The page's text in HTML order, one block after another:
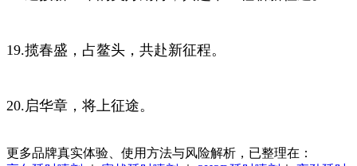
19.揽春盛，占鳌头，共赴新征程。
20.启华章，将上征途。
更多品牌真实体验、使用方法与风险解析，已整理在：